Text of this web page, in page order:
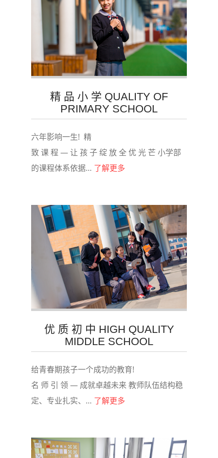
精 品 小 学 QUALITY OF
PRIMARY SCHOOL
六年影响一生! 精
致 课 程 — 让 孩 子 绽 放 全 优 光 芒 小学部
的课程体系依据… 了解更多
优 质 初 中 HIGH QUALITY
MIDDLE SCHOOL
给青春期孩子一个成功的教育!
名 师 引 领 — 成就卓越未来 教师队伍结构稳
定、专业扎实、… 了解更多